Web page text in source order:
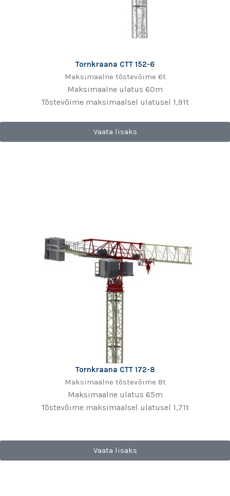
Tornkraana CTT 152-6
Maksimaalne tõstevõime 6t
Maksimaalne ulatus 60m
Tõstevõime maksimaalsel ulatusel 1,91t
Vaata lisaks
Tornkraana CTT 172-8
Maksimaalne tõstevõime 8t
Maksimaalne ulatus 65m
Tõstevõime maksimaalsel ulatusel 1,71t
Vaata lisaks